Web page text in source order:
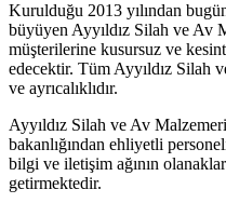
Kurulduğu 2013 yılından
büyüyen Ayyıldız Silah ve Av
müşterilerine kusursuz ve
edecektir. Tüm Ayyıldız Silah
ve ayrıcalıklıdır.
Ayyıldız Silah ve Av
bakanlığından ehliyetli
bilgi ve iletişim ağının
getirmektedir.